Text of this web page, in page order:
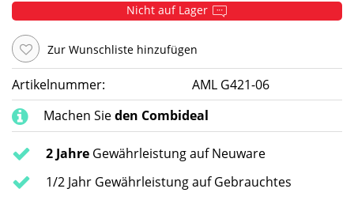
Nicht auf Lager
Zur Wunschliste hinzufügen
Artikelnummer:
AML G421-06
Machen Sieden Combideal
2 Jahre Gewährleistung auf Neuware
1/2 Jahr Gewährleistung auf Gebrauchtes